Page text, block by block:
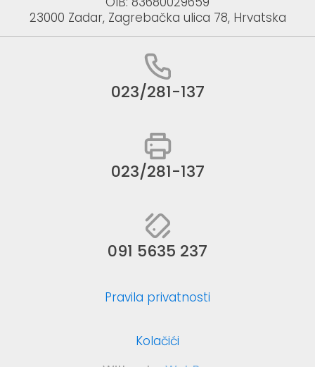
23000 Zadar, Zagrebačka ulica 78, Hrvatska
023/281-137
023/281-137
091 5635 237
Pravila privatnosti
Kolačići